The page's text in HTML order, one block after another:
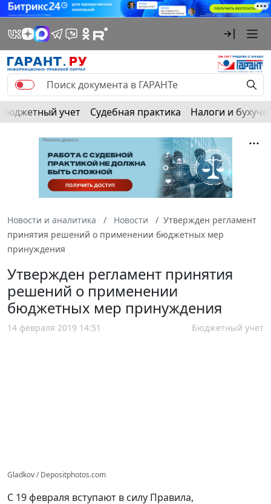
Бюджетный учет Судебная практика Налоги и
Новости и аналитика Новости
Утвержден регламент
принятия решений о применении бюджетных мер
принуждения
Утвержден регламент принятия
решений о применении
бюджетных мер принуждения
14 февраля 2019 14:51 Бюджетный учет
Gladkov / Depositphotos.com
С 19 февраля вступают в силу Правила,